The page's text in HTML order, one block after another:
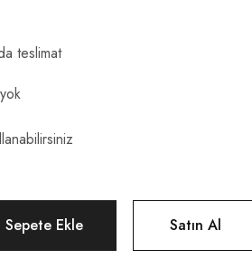
teslimat
Sepete Ekle Satın Al